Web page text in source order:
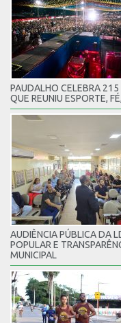
PAUDALHO CELEBRA
QUE REUNIU ESPORTE,
AUDIÊNCIA PÚBLICA DA
POPULAR E
MUNICIPAL